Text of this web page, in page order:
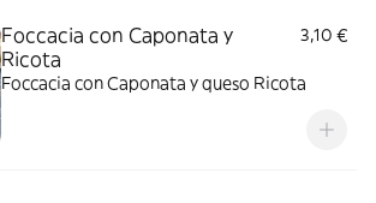
Foccacia con Caponata y
Ricota
3,10 €
Foccacia con Caponata y queso Ricota